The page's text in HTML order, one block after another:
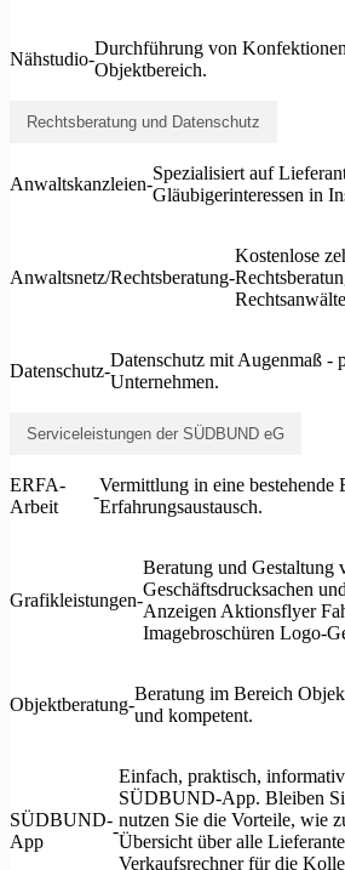
Nähstudio-
Durchführung von
Objektbereich.
Rechtsberatung und Datenschutz
Anwaltskanzleien-
Spezialisiert auf
Gläubigerinteressen in
Anwaltsnetz/Rechtsberatung-
Kostenlose
Datenschutz-
Datenschutz mit Augenmaß -
Unternehmen.
Serviceleistungen der SÜDBUND eG
ERFA-
Arbeit
-
Vermittlung in eine bestehende
Erfahrungsaustausch.
Grafikleistungen-
Beratung und Gestaltung
Geschäftsdrucksachen
Anzeigen Aktionsflyer
Imagebroschüren Logo-
Objektberatung-
Beratung im Bereich
und kompetent.
SÜDBUND-
App
-
Einfach, praktisch,
SÜDBUND-App. Bleiben
nutzen Sie die Vorteile, wie
Übersicht über alle
Verkaufsrechner für die